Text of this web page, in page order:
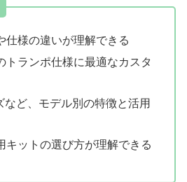
仕様の違いが理解できる
トランポ仕様に最適なカスタ
など、モデル別の特徴と活用
キットの選び方が理解できる